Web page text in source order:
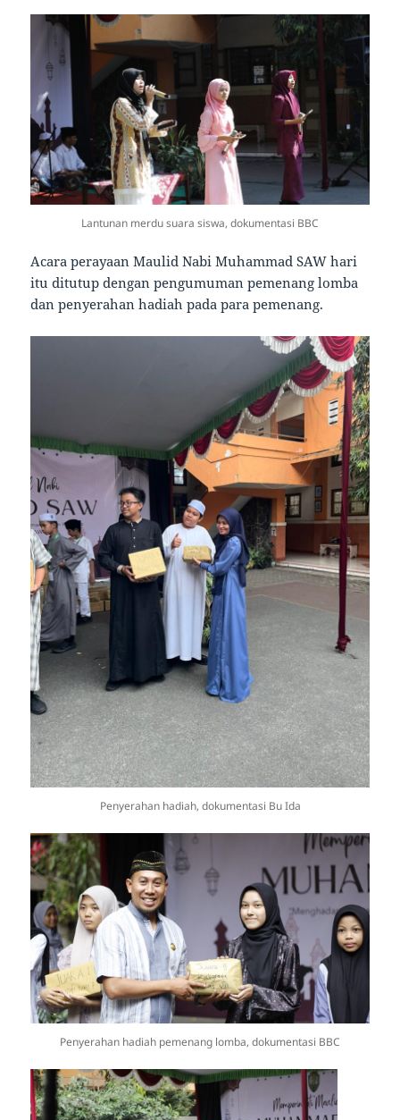
Lantunan merdu suara siswa, dokumentasi BBC
Acara perayaan Maulid Nabi Muhammad SAW hari
itu ditutup dengan pengumuman pemenang lomba
dan penyerahan hadiah pada para pemenang.
Penyerahan hadiah, dokumentasi Bu Ida
Penyerahan hadiah pemenang lomba, dokumentasi BBC